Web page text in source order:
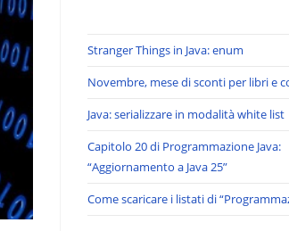
Stranger Things in Java: enum
Novembre, mese di sconti per libri e
Java: serializzare in modalità white list
Capitolo 20 di Programmazione Java:
“Aggiornamento a Java 25”
Come scaricare i listati di